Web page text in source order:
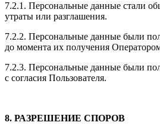
7.2.1. Персональные данные стали
утраты или разглашения.
7.2.2. Персональные данные были
до момента их получения
7.2.3. Персональные данные были
с согласия Пользователя.
8. РАЗРЕШЕНИЕ СПОРОВ